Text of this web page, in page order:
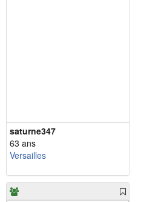
saturne347
63 ans
Versailles